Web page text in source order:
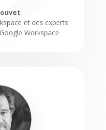
et des experts
Workspace